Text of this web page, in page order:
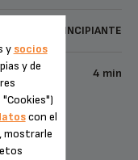
PRINCIPIANTE
4 min
y socios
y de
con el
mostrarle